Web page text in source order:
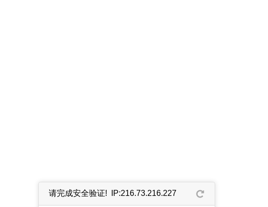
请完成安全验证! IP:216.73.216.227